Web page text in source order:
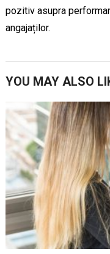
pozitiv asupra
angajaților.
YOU MAY ALSO